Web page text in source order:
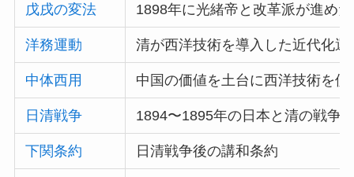
戊戌の変法 1898年に光緒帝と改革派が進め
洋務運動 清が西洋技術を導入した近代化運
中体西用 中国の価値を土台に西洋技術を使
日清戦争 1894〜1895年の日本と清の戦争
下関条約 日清戦争後の講和条約